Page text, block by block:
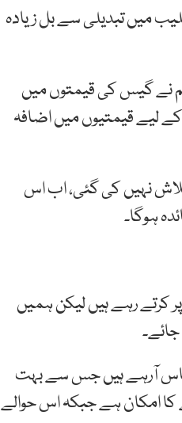
میں تبدیلی سے بل زیادہ
نے گیس کی قیمتوں میں
لیے قیمتیوں میں اضافہ
نہیں کی گئی، اب اس
ہوگا۔
کرتے رہے ہیں لیکن ہمیں
پاس آرہے ہیں جس سے بہت
امکان ہے جبکہ اس حوالے